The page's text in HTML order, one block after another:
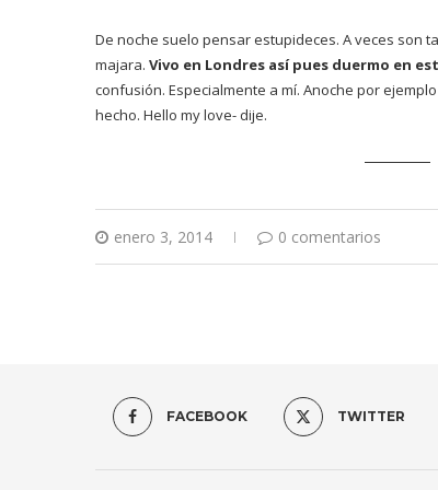
De noche suelo pensar estupideces. A veces son
majara. Vivo en Londres así pues duermo en
confusión. Especialmente a mí. Anoche por
hecho. Hello my love- dije.
enero 3, 2014 0 comentarios
FACEBOOK TWITTER